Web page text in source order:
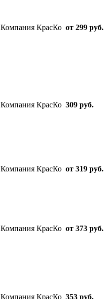
Компания КрасКо от 299 руб.
Компания КрасКо 309 руб.
Компания КрасКо от 319 руб.
Компания КрасКо от 373 руб.
Компания КрасКо 353 руб.